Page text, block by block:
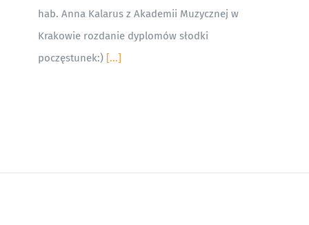
hab. Anna Kalarus z Akademii Muzycznej w
Krakowie rozdanie dyplomów słodki
poczęstunek:) [...]